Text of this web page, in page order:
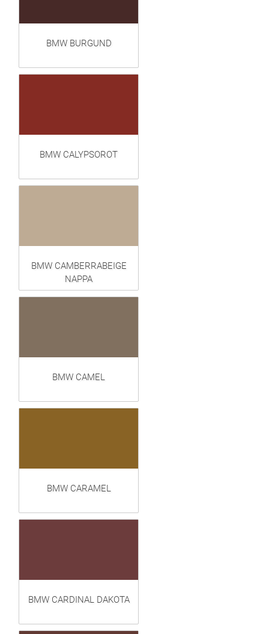
BMW BURGUND
BMW CALYPSOROT
BMW CAMBERRABEIGE
NAPPA
BMW CAMEL
BMW CARAMEL
BMW CARDINAL DAKOTA